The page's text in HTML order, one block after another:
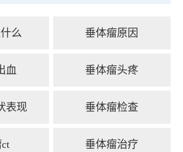
么 垂体瘤原因
血 垂体瘤头疼
表现 垂体瘤检查
垂体瘤治疗